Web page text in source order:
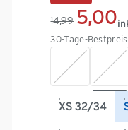
14,99 5,00
30-Tage-
XS 32/34